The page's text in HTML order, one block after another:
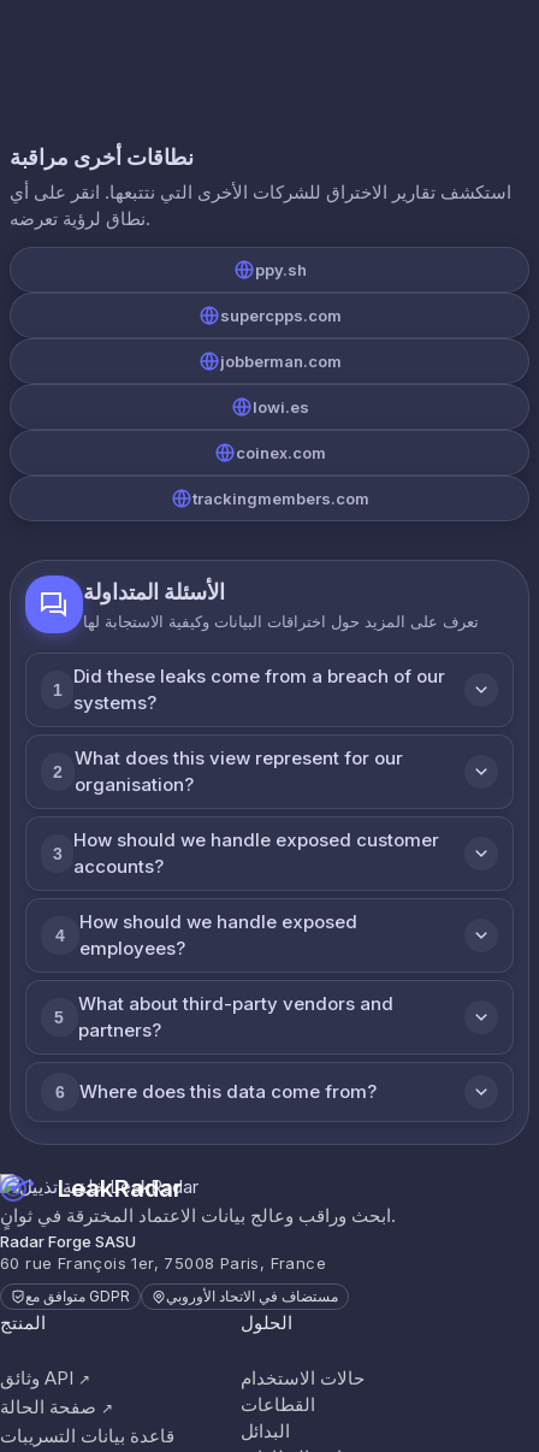
نطاقات أخرى مراقبة
استكشف تقارير الاختراق للشركات الأخرى التي نتتبعها. انقر على أي
نطاق لرؤية تعرضه.
ppy.sh
supercpps.com
jobberman.com
lowi.es
coinex.com
trackingmembers.com
الأسئلة المتداولة
تعرف على المزيد حول اختراقات البيانات وكيفية الاستجابة لها
1
Did these leaks come from a breach of our
systems?
2
What does this view represent for our
organisation?
3
How should we handle exposed customer
accounts?
4
How should we handle exposed
employees?
5
What about third-party vendors and
partners?
6 Where does this data come from?
LeakRadar
ابحث وراقب وعالج بيانات الاعتماد المخترقة في ثوانٍ.
Radar Forge SASU
60 rue François 1er, 75008 Paris, France
متوافق مع GDPR مستضاف في الاتحاد الأوروبي
المنتج
وثائق API ↗
صفحة الحالة ↗
قاعدة بيانات التسريبات
الحلول
حالات الاستخدام
القطاعات
البدائل